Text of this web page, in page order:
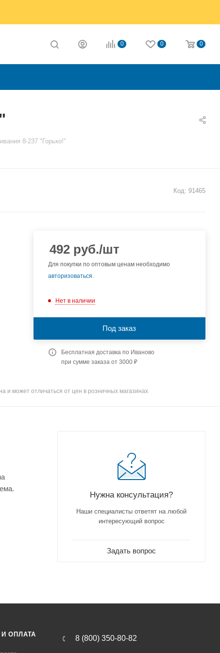
0 0 0
8-237 "Горько!"
Код: 91465
492руб./шт
Для покупки по оптовым ценам необходимо
авторизоваться.
Нет в наличии
Под заказ
Бесплатная доставка по Иваново
при сумме заказа от 3000 ₽
и может отличаться от цен в розничных магазинах
Нужна консультация?
Наши специалисты ответят на любой
интересующий вопрос
Задать вопрос
ОПЛАТА 8 (800) 350-80-82